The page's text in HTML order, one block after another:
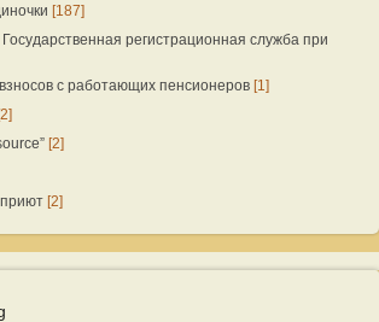
[187]
регистрационная служба при
с работающих пенсионеров [1]
[2]
[2]
приют [2]